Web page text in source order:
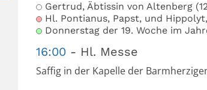
Gertrud, Äbtissin von Altenberg
Hl. Pontianus, Papst, und
Donnerstag der 19. Woche im
16:00 Hl. Messe
Saffig in der Kapelle der